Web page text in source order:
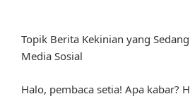
Topik Berita Kekinian yang
Media Sosial
Halo, pembaca setia! Apa kabar?